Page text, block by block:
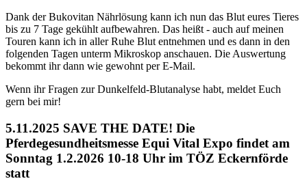
Dank der Bukovitan Nährlösung kann ich nun das Blut eures Tieres
bis zu 7 Tage gekühlt aufbewahren. Das heißt - auch auf meinen
Touren kann ich in aller Ruhe Blut entnehmen und es dann in den
folgenden Tagen unterm Mikroskop anschauen. Die Auswertung
bekommt ihr dann wie gewohnt per E-Mail.
Wenn ihr Fragen zur Dunkelfeld-Blutanalyse habt, meldet Euch
gern bei mir!
5.11.2025 SAVE THE DATE! Die
Pferdegesundheitsmesse Equi Vital Expo findet am
Sonntag 1.2.2026 10-18 Uhr im TÖZ Eckernförde
statt